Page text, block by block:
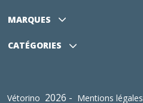
MARQUES
CATÉGORIES
Vétorino 2026 - Mentions légales